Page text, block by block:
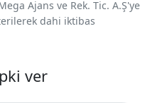
Ajans ve Rek. Tic. A.Ş'ye
dahi iktibas
ver